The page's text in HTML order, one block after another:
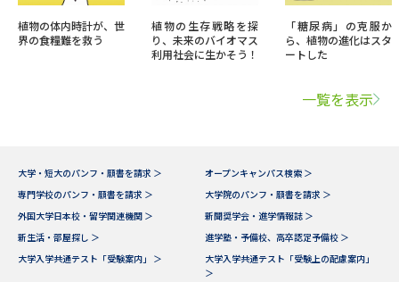
植物の体内時計が、世
界の食糧難を救う
植物の生存戦略を探
り、未来のバイオマス
利用社会に生かそう！
「糖尿病」の克服か
ら、植物の進化はスタ
ートした
一覧を表示
大学・短大のパンフ・願書を請求 ＞
オープンキャンパス検索 ＞
専門学校のパンフ・願書を請求 ＞
大学院のパンフ・願書を請求 ＞
外国大学日本校・留学関連機関 ＞
新聞奨学会・進学情報誌 ＞
新生活・部屋探し ＞
進学塾・予備校、高卒認定予備校 ＞
大学入学共通テスト「受験案内」 ＞
大学入学共通テスト「受験上の配慮案内」
＞